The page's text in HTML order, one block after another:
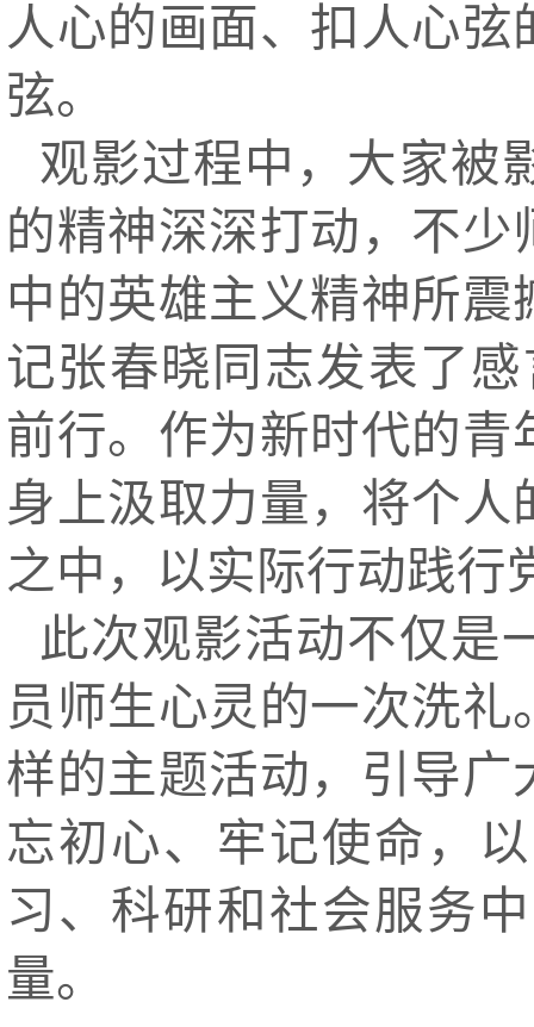
人心的画面、扣人心
弦。
观影过程中，大家被
的精神深深打动，不
中的英雄主义精神所
记张春晓同志发表了
前行。作为新时代的
身上汲取力量，将个
之中，以实际行动践行
此次观影活动不仅是
员师生心灵的一次洗
样的主题活动，引导
忘初心、牢记使命，
习、科研和社会服务
量。